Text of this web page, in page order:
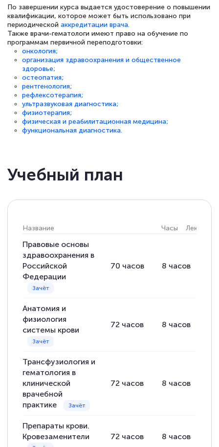
двух…
Светлана К
Знаток города 7 уровня
10 марта 2026
Оставила заявку на обучение онлайн, мне
быстро ответили, разъяснили все детали.
Обучение понравилось: огромное
прохождения курса, удобная система
аттестации, проблем не возникло ни на
каком этапе…
По завершении курса выдается удостоверение о повышении
квалификации, которое может быть использовано при
периодической аккредитации врача.
Также врачи-гематологи имеют право на обучение по
программам первичной переподготовки:
онкология;
организация здравоохранения и общественное
здоровье;
остеопатия;
рентгенология;
рефлексотерапия;
ультразвуковая диагностика;
физиотерапия;
физическая и реабилитационная медицина;
функциональная диагностика.
Учебный план
Название Часы Лекции
Правовые основы
здравоохранения в
Российской
Федерации
70 часов 8 часов
Анатомия и
физиология
системы крови
72 часов 8 часов
Трансфузиология и
гематология в
клинической
врачебной
практике
72 часов 8 часов
Препараты крови.
Кровезаменители
72 часов 8 часов